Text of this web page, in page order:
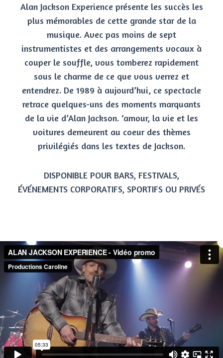
Alan Jackson Experience présente les succès les
plus mémorables de cette grande star de la
musique. Avec pas moins de sept
instrumentistes et des arrangements vocaux à
couper le souffle, vous tomberez rapidement
sous le charme de ce que vous verrez et
entendrez. De 1989 à aujourd’hui, ce spectacle
retrace quelques-uns des moments marquants
de la vie d’Alan Jackson. ‘amour, la vie et les
voitures demeurent au coeur des thèmes
privilégiés dans les textes de Jackson.
DISPONIBLE POUR BARS, FESTIVALS,
ÉVÉNEMENTS CORPORATIFS, SPORTIFS OU PRIVÉS